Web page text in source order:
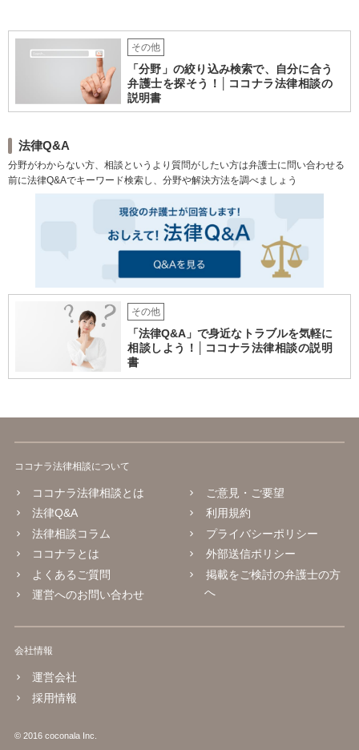
ラス対応】【後払い対応】
【日弁連国際人権問題委員会
所属】お困りの方は、お気軽
にご相談下さい。
その他
「分野」の絞り込み検索で、自分に合う
弁護士を探そう！│ココナラ法律相談の
説明書
法律Q&A
分野がわからない方、相談というより質問がしたい方は弁護士に問い合わせる
前に法律Q&Aでキーワード検索し、分野や解決方法を調べましょう
その他
「法律Q&A」で身近なトラブルを気軽に
相談しよう！│ココナラ法律相談の説明
書
ココナラ法律相談について
ココナラ法律相談とは
法律Q&A
法律相談コラム
ココナラとは
よくあるご質問
運営へのお問い合わせ
ご意見・ご要望
利用規約
プライバシーポリシー
外部送信ポリシー
掲載をご検討の弁護士の方
へ
会社情報
運営会社
採用情報
© 2016 coconala Inc.